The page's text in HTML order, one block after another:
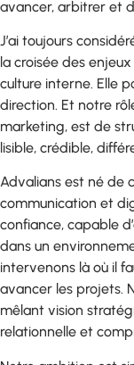
avancer, arbitrer et
J’ai toujours
la croisée des
culture interne. Elle
direction. Et notre
marketing, est de
lisible, crédible,
Advalians est né de
communication et
confiance, capable
dans un
intervenons là où il
avancer les projets.
mêlant vision
relationnelle et